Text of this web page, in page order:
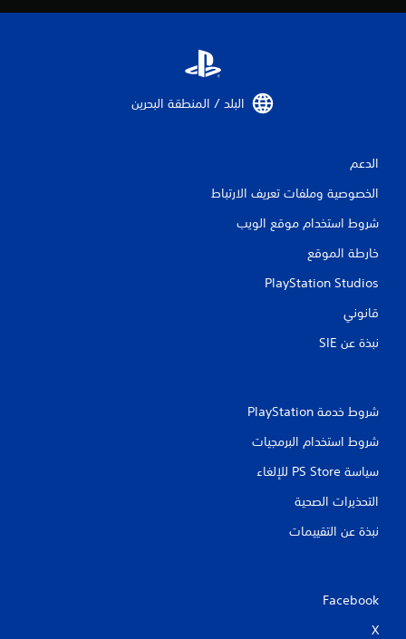
البلد / المنطقة البحرين‏
الدعم
الخصوصية وملفات تعريف الارتباط
شروط استخدام موقع الويب
خارطة الموقع
PlayStation Studios
قانوني
نبذة عن SIE‏
شروط خدمة PlayStation‏
شروط استخدام البرمجيات
سياسة PS Store للإلغاء
التحذيرات الصحية
نبذة عن التقييمات
Facebook
X